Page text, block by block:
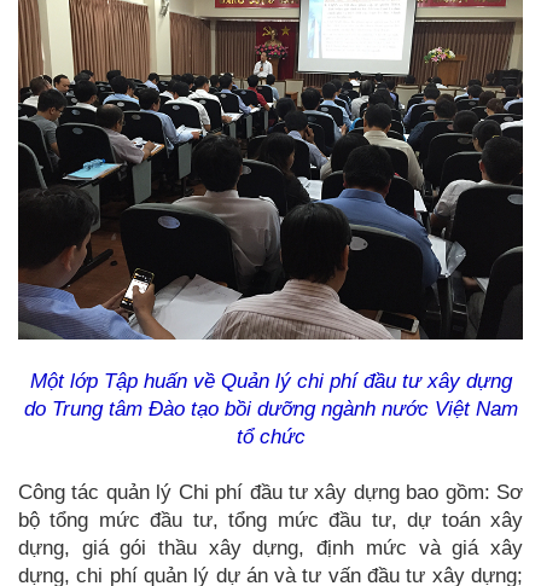
Một lớp Tập huấn về Quản lý chi phí đầu tư xây dựng
do Trung tâm Đào tạo bồi dưỡng ngành nước Việt Nam
tổ chức
Công tác quản lý Chi phí đầu tư xây dựng bao gồm: Sơ
bộ tổng mức đầu tư, tổng mức đầu tư, dự toán xây
dựng, giá gói thầu xây dựng, định mức và giá xây
dựng, chi phí quản lý dự án và tư vấn đầu tư xây dựng;